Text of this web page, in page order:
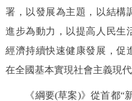
署，以發展為主題，以結構
進步為動力，以提高人民生
經濟持續快速健康發展，促
在全國基本實現社會主義現
《綱要(草案)》從首都“新